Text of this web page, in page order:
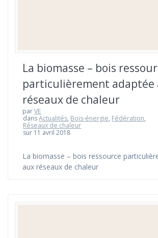
La biomasse – bois
particulièrement adaptée
réseaux de chaleur
parVE
dansActualités, Bois-énergie, Fédération,
Réseaux de chaleur
sur 11 avril 2018
La biomasse – bois ressource
aux réseaux de chaleur